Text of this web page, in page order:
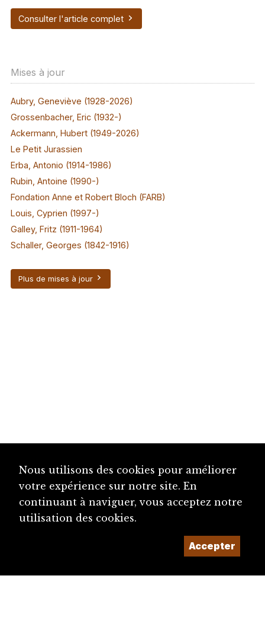
Consulter l'article complet
Mises à jour
Aubry, Geneviève (1928-2026)
Grossenbacher, Eric (1932-)
Ackermann, Hubert (1949-2026)
Le Petit Jurassien
Erba, Antonio (1914-1986)
Rubin, Antoine (1990-)
Fondation Anne et Robert Bloch (FARB)
Louis, Cyprien (1997-)
Galley, Fritz (1911-1964)
Schaller, Georges (1842-1916)
Plus de mises à jour
Nous utilisons des cookies pour améliorer
votre expérience sur notre site. En
continuant à naviguer, vous acceptez notre
utilisation des cookies.
Accepter